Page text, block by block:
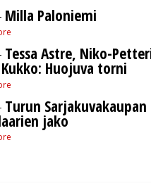
Milla Paloniemi
Tessa Astre, Niko-
Huojuva torni
Turun Sarjakuvakaupan
jako